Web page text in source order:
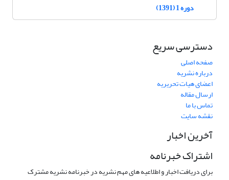
دوره 1 (1391)
دسترسی سریع
صفحه اصلی
درباره نشریه
اعضای هیات تحریریه
ارسال مقاله
تماس با ما
نقشه سایت
آخرین اخبار
اشتراک خبرنامه
برای دریافت اخبار و اطلاعیه های مهم نشریه در خبرنامه نشریه مشترک